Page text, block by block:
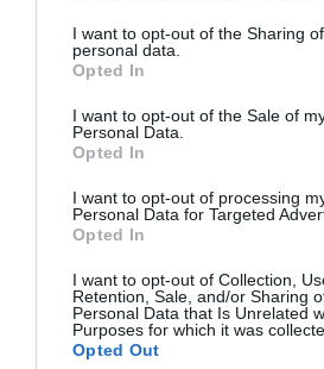
not limited to your visit or usage
grant or deny consent to Google and
use your data for below specified
consent section.
I want to opt-out of the Sharing
personal data.
Opted In
I want to opt-out of the Sale of
Personal Data.
Opted In
I want to opt-out of processing
Personal Data for Targeted
Opted In
I want to opt-out of Collection,
Retention, Sale, and/or Sharing
Personal Data that Is Unrelated
Purposes for which it was
Opted Out
ΕΙΠΕΣ – ΦΕΡΡΗΣ ΘΟΔΩΡΗΣ
Παρακαλώ Περιμένετε...